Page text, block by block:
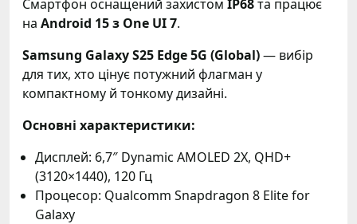
Смартфон оснащений захистом IP68та працює
на Android 15 з One UI 7.
Samsung Galaxy S25 Edge 5G (Global)— вибір
для тих, хто цінує потужний флагман у
компактному й тонкому дизайні.
Основні характеристики:
Дисплей: 6,7″ Dynamic AMOLED 2X, QHD+
(3120×1440), 120 Гц
Процесор: Qualcomm Snapdragon 8 Elite for
Galaxy